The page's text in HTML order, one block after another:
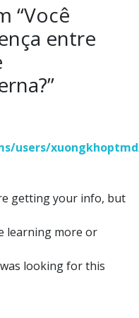
“Você
entre
”
users/
getting your info, but
learning more or
looking for this